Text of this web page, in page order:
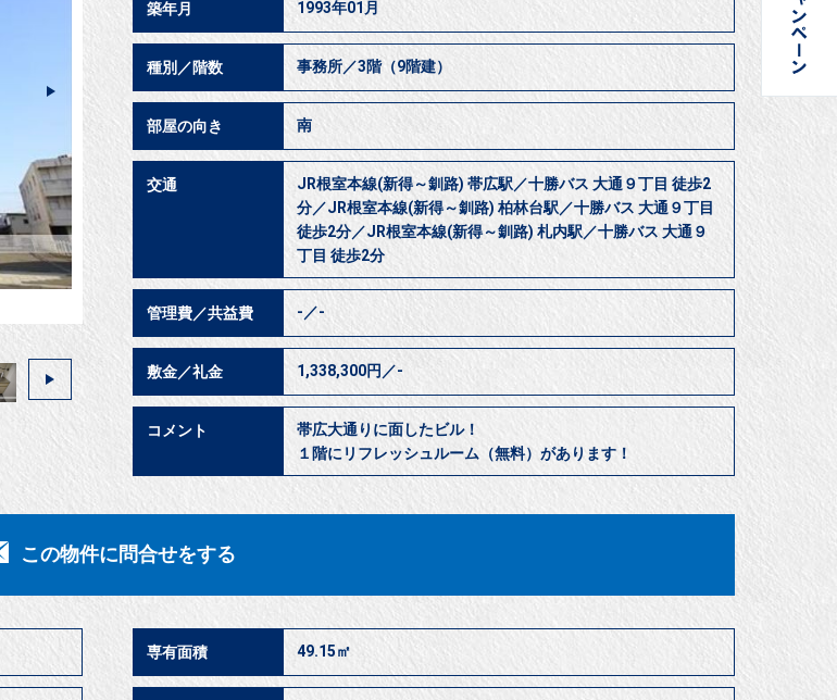
築年月 1993年01月
種別／階数 事務所／3階（9階建）
部屋の向き 南
交通
JR根室本線(新得～釧路) 帯広駅／十勝バス 大通９丁目 徒歩2
分／JR根室本線(新得～釧路) 柏林台駅／十勝バス 大通９丁目
徒歩2分／JR根室本線(新得～釧路) 札内駅／十勝バス 大通９
丁目 徒歩2分
管理費／共益費 -／-
敷金／礼金 1,338,300円／-
コメント
帯広大通りに面したビル！
１階にリフレッシュルーム（無料）があります！
この物件に問合せをする
専有面積 49.15㎡